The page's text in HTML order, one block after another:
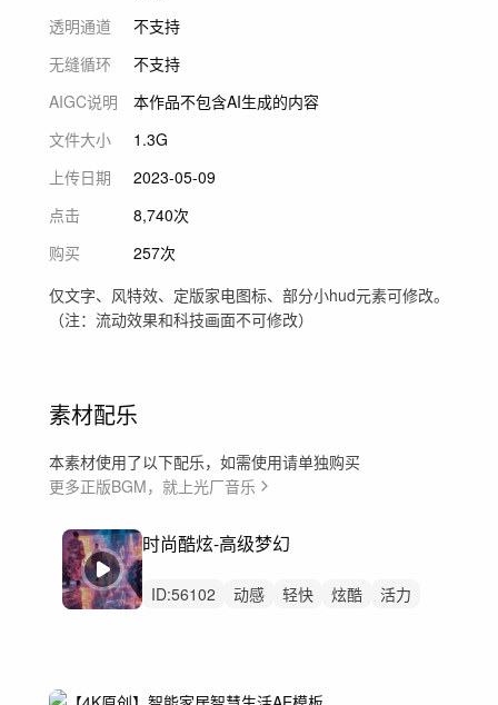
透明通道
不支持
无缝循环
不支持
AIGC说明
本作品不包含AI生成的内容
文件大小
1.3G
上传日期
2023-05-09
点击
8,740次
购买
257次
仅文字、风特效、定版家电图标、部分小hud元素可修改。
（注：流动效果和科技画面不可修改）
素材配乐
本素材使用了以下配乐，如需使用请单独购买
更多正版BGM，就上光厂音乐
时尚酷炫-高级梦幻
ID:56102 动感 轻快 炫酷
活力